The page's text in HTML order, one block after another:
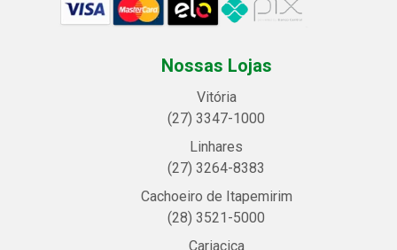
Nossas Lojas
Vitória
(27) 3347-1000
Linhares
(27) 3264-8383
Cachoeiro de Itapemirim
(28) 3521-5000
Cariacica